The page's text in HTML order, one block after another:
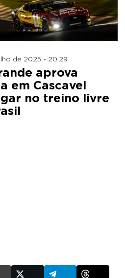
de 2025 - 20:29
aprova
em Cascavel
no treino livre